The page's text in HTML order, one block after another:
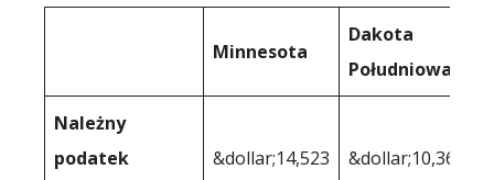
Minnesota
Dakota
Południowa
Należny
podatek
&dollar;14,523 &dollar;10,368